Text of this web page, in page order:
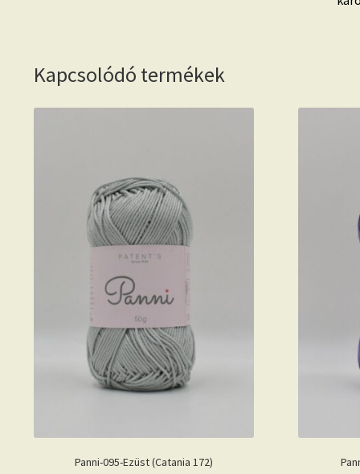
Kapcsolódó termékek
Panni-095-Ezüst (Catania 172)